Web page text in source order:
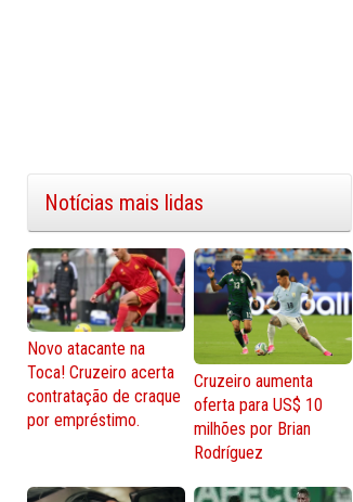
Notícias mais lidas
Novo atacante na
Toca! Cruzeiro acerta
contratação de craque
por empréstimo.
Cruzeiro aumenta
oferta para US$ 10
milhões por Brian
Rodríguez